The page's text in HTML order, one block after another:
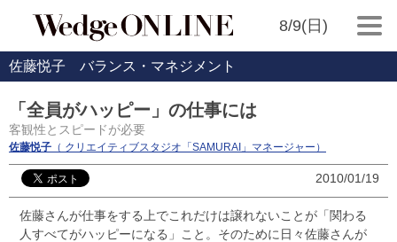
8/9(日)
佐藤悦子 バランス・マネジメント
「全員がハッピー」の仕事には
客観性とスピードが必要
佐藤悦子 （ クリエイティブスタジオ「SAMURAI」マネージャー）
2010/01/19
佐藤さんが仕事をする上でこれだけは譲れないことが「関わる
人すべてがハッピーになる」こと。そのために日々佐藤さんが